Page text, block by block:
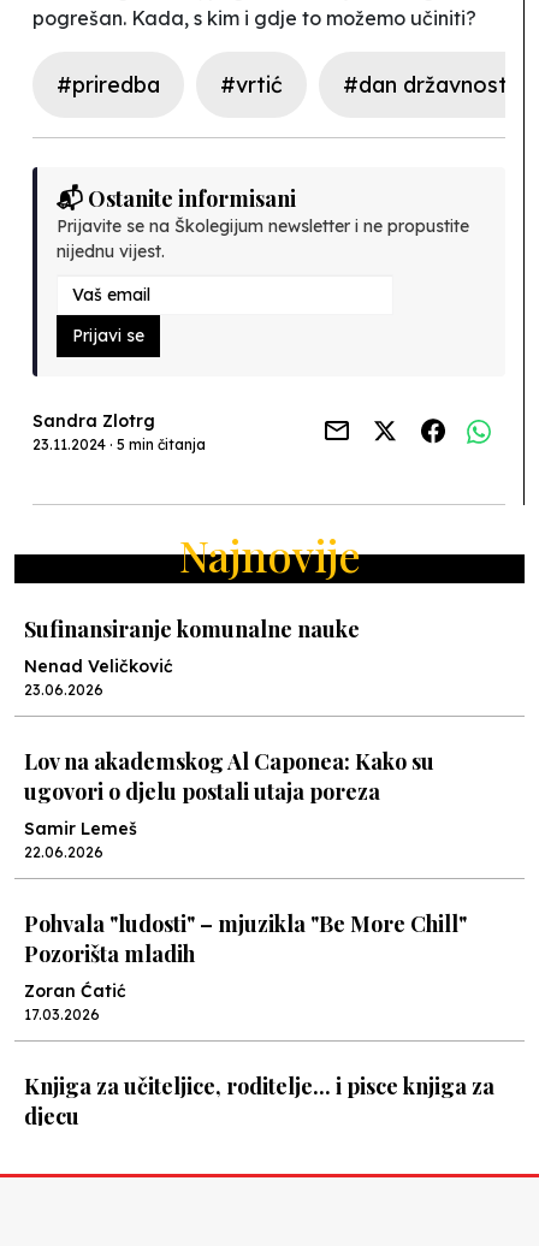
pogrešan. Kada, s kim i gdje to možemo učiniti?
#priredba #vrtić #dan državnosti
📬 Ostanite informisani
Prijavite se na Školegijum newsletter i ne propustite
nijednu vijest.
Prijavi se
Sandra Zlotrg
23.11.2024 · 5 min čitanja
Najnovije
Sufinansiranje komunalne nauke
Nenad Veličković
23.06.2026
Lov na akademskog Al Caponea: Kako su
ugovori o djelu postali utaja poreza
Samir Lemeš
22.06.2026
Pohvala "ludosti" – mjuzikla "Be More Chill"
Pozorišta mladih
Zoran Ćatić
17.03.2026
Knjiga za učiteljice, roditelje... i pisce knjiga za
djecu
08.03.2026